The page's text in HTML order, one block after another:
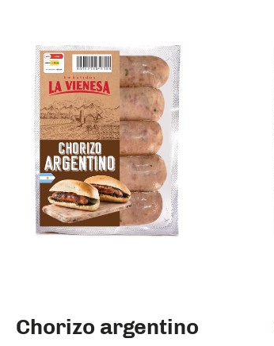
Chorizo argentino